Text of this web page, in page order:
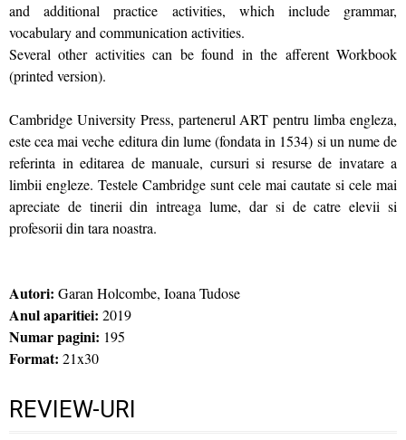
and additional practice activities, which include grammar,
vocabulary and communication activities.
Several other activities can be found in the afferent Workbook
(printed version).
Cambridge University Press, partenerul ART pentru limba engleza,
este cea mai veche editura din lume (fondata in 1534) si un nume de
referinta in editarea de manuale, cursuri si resurse de invatare a
limbii engleze. Testele Cambridge sunt cele mai cautate si cele mai
apreciate de tinerii din intreaga lume, dar si de catre elevii si
profesorii din tara noastra.
Autori: Garan Holcombe, Ioana Tudose
Anul aparitiei: 2019
Numar pagini: 195
Format: 21x30
REVIEW-URI